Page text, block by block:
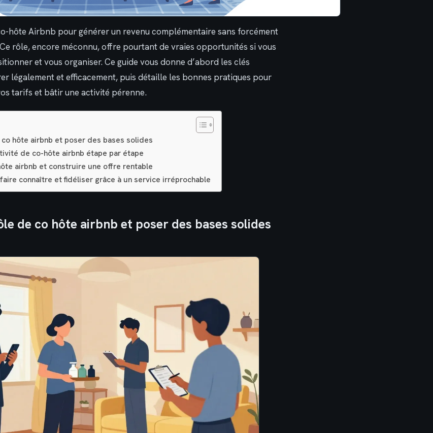
hôte Airbnb pour générer un revenu complémentaire sans forcément
rôle, encore méconnu, offre pourtant de vraies opportunités si vous
et vous organiser. Ce guide vous donne d’abord les clés
légalement et efficacement, puis détaille les bonnes pratiques pour
tarifs et bâtir une activité pérenne.
hôte airbnb et poser des bases solides
de co-hôte airbnb étape par étape
airbnb et construire une offre rentable
connaître et fidéliser grâce à un service irréprochable
de co hôte airbnb et poser des bases solides